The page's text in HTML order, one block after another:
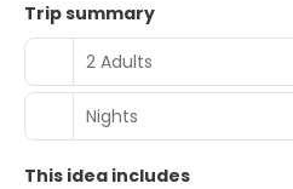
Trip summary
2 Adults
Nights
This idea includes